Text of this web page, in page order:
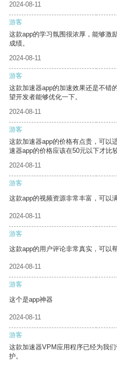
2024-08-11
游客
这款app的学习氛围很浓厚，能够激
成绩。
2024-08-11
游客
这款加速器app的加速效果还是不错
望开发者能够优化一下。
2024-08-11
游客
这款加速器app的价格有点贵，可以
速器app的价格应该在50元以下才比
2024-08-11
游客
这款app的视频资源非常丰富，可以
2024-08-11
游客
这款app的用户评论非常真实，可以
2024-08-11
游客
这个是app神器
2024-08-11
游客
这款加速器VPM应用程序已经为我
护。